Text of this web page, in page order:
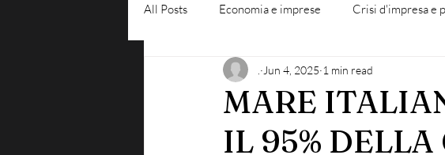
All Posts Economia e imprese Crisi d'impresa e
Diritto del lavoro Blog - liquidità aziendale
MARE
IL 95%
Jun 4, 2025 1 min read